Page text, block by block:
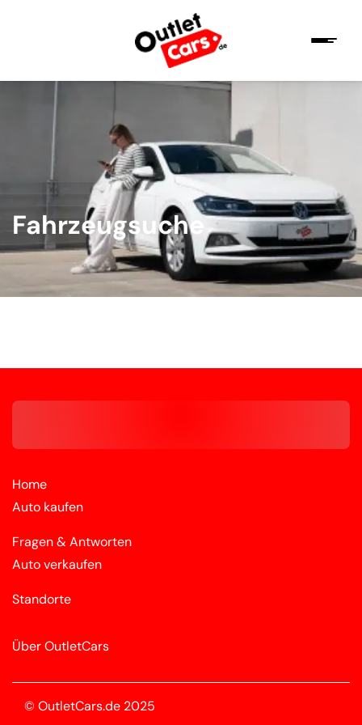
Fahrzeugsuche
Home
Auto kaufen
Fragen & Antworten
Auto verkaufen
Standorte
Über OutletCars
© OutletCars.de 2025